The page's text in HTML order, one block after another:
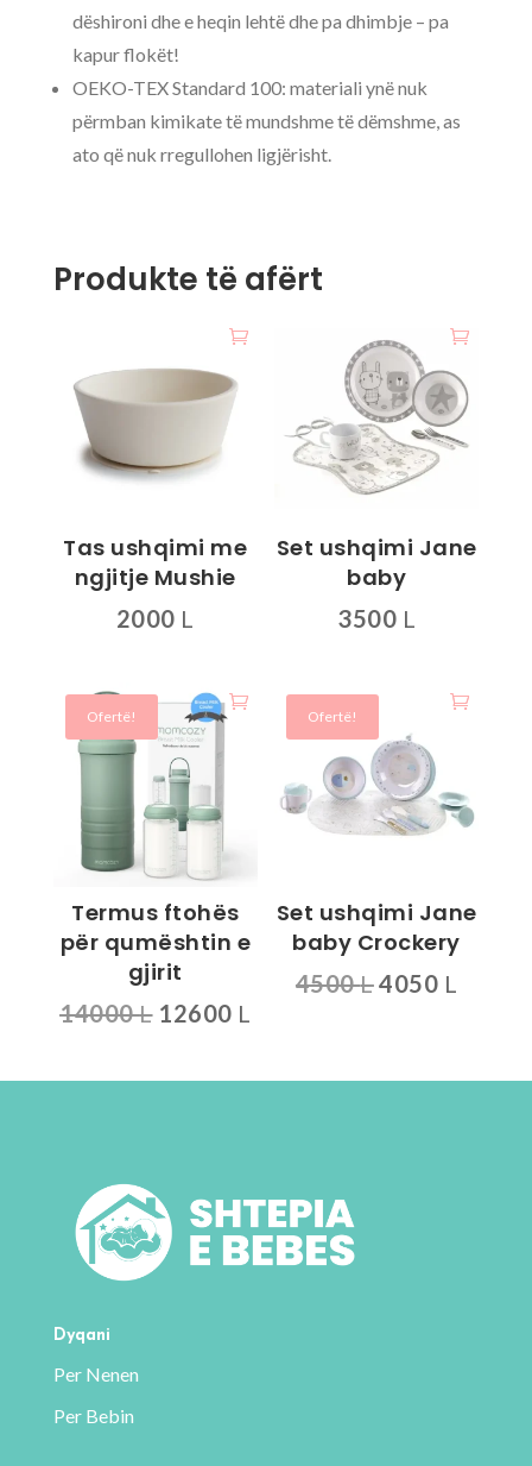
dëshironi dhe e heqin lehtë dhe pa dhimbje – pa
kapur flokët!
OEKO-TEX Standard 100: materiali ynë nuk
përmban kimikate të mundshme të dëmshme, as
ato që nuk rregullohen ligjërisht.
Produkte të afërt
Tas ushqimi me
ngjitje Mushie
2000 L
disa
Mundësitë
mund
faqja
produktit
Set ushqimi Jane
baby
3500 L
Ofertë!
Termus ftohës
për qumështin e
gjirit
14000L Çmimi
qe:
12600 L
tanishëm
Ofertë!
Set ushqimi Jane
baby Crockery
4500LÇmimi
4500 L.
4050 L
është:
Dyqani
Per Nenen
Per Bebin